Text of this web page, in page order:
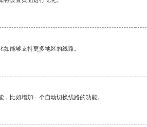
能够支持更多地区的线路。
比如增加一个自动切换线路的功能。